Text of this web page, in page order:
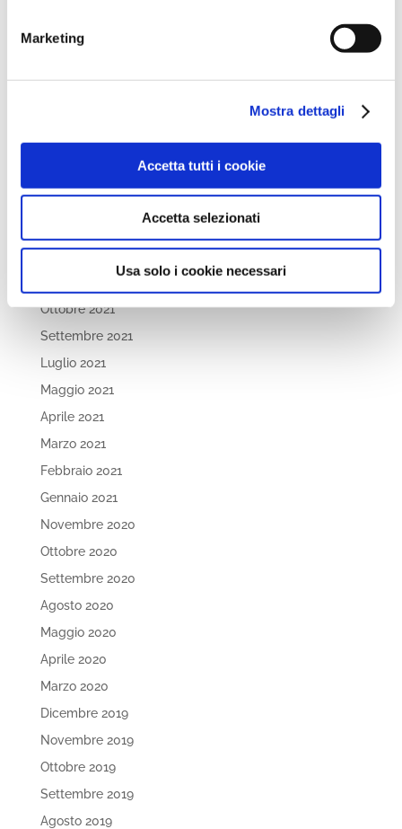
Marketing
Mostra dettagli
Accetta tutti i cookie
Accetta selezionati
Usa solo i cookie necessari
Febbraio 2023
Settembre 2022
Marzo 2022
Ottobre 2021
Settembre 2021
Luglio 2021
Maggio 2021
Aprile 2021
Marzo 2021
Febbraio 2021
Gennaio 2021
Novembre 2020
Ottobre 2020
Settembre 2020
Agosto 2020
Maggio 2020
Aprile 2020
Marzo 2020
Dicembre 2019
Novembre 2019
Ottobre 2019
Settembre 2019
Agosto 2019